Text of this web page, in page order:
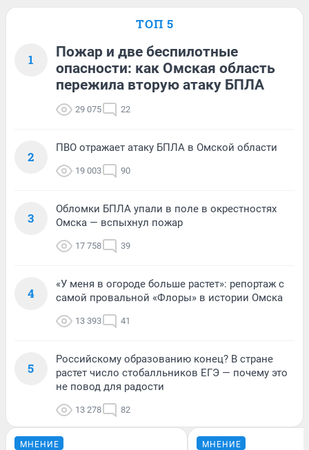
ТОП 5
1
Пожар и две беспилотные
опасности: как Омская область
пережила вторую атаку БПЛА
29 075 22
2
ПВО отражает атаку БПЛА в Омской области
19 003 90
3
Обломки БПЛА упали в поле в окрестностях
Омска — вспыхнул пожар
17 758 39
4
«У меня в огороде больше растет»: репортаж с
самой провальной «Флоры» в истории Омска
13 393 41
5
Российскому образованию конец? В стране
растет число стобалльников ЕГЭ — почему это
не повод для радости
13 278 82
МНЕНИЕ МНЕНИЕ